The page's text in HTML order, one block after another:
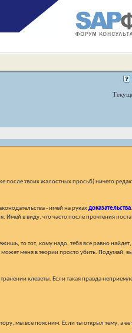
твоих жалостных просьб) ничего
- имей на рукахдоказательства
в виду, что часто после прочтения
то тот, кому надо, тебя все равно
меня в теории просто убить. Подумай,
клеветы. Если такая правда
мы все поясним. Если ты открыл тему, а